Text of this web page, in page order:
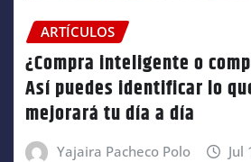
ARTÍCULOS
¿Compra inteligente o
Así puedes identificar lo
mejorará tu día a día
Yajaira Pacheco Polo Jul